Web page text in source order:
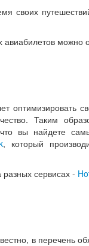
своих
можно
оптимизировать
Таким
вы найдете
, который
сервисах -
в перечень